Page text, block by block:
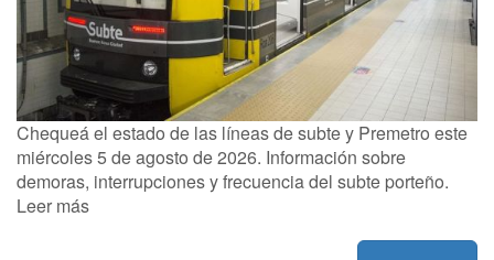
Chequeá el estado de las líneas de subte y Premetro este
miércoles 5 de agosto de 2026. Información sobre
demoras, interrupciones y frecuencia del subte porteño.
Leer más